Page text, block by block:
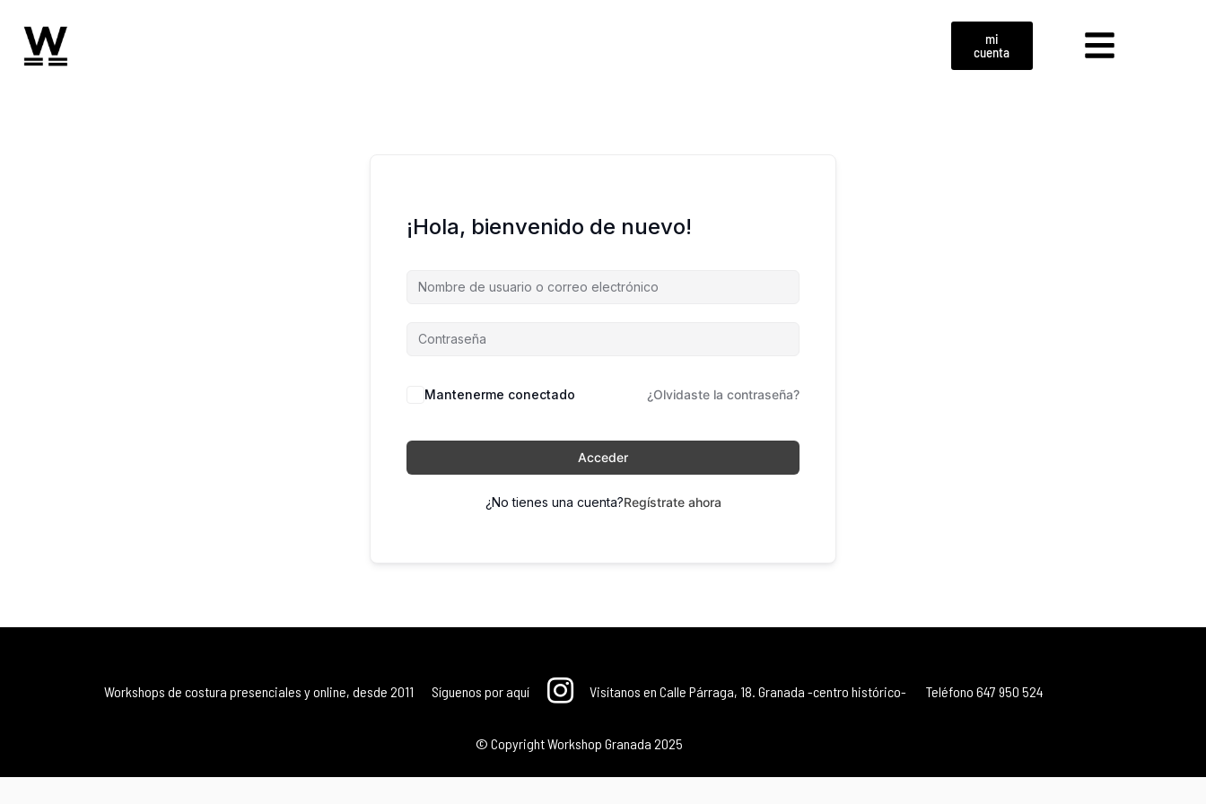
mi
cuenta
¡Hola, bienvenido de nuevo!
Mantenerme conectado ¿Olvidaste la contraseña?
Acceder
¿No tienes una cuenta?Regístrate ahora
Workshops de costura presenciales y online, desde 2011 Síguenos por aquí Visítanos en Calle Párraga, 18. Granada -centro histórico- Teléfono 647 950 524
© Copyright Workshop Granada 2025